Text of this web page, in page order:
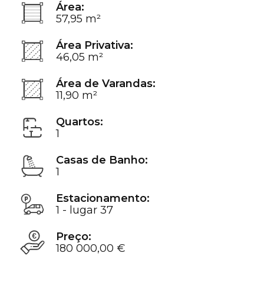
Área:
57,95 m²
Área Privativa:
46,05 m²
Área de Varandas:
11,90 m²
Quartos:
1
Casas de Banho:
1
Estacionamento:
1 - lugar 37
Preço:
180 000,00 €